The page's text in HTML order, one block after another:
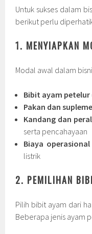
Untuk sukses dalam
berikut perlu
1. MENYIAPKAN
Modal awal dalam
Bibit ayam petelur
Pakan dan
Kandang dan
serta pencahayaan
Biaya operasional
listrik
2. PEMILIHAN
Pilih bibit ayam dari
Beberapa jenis ayam